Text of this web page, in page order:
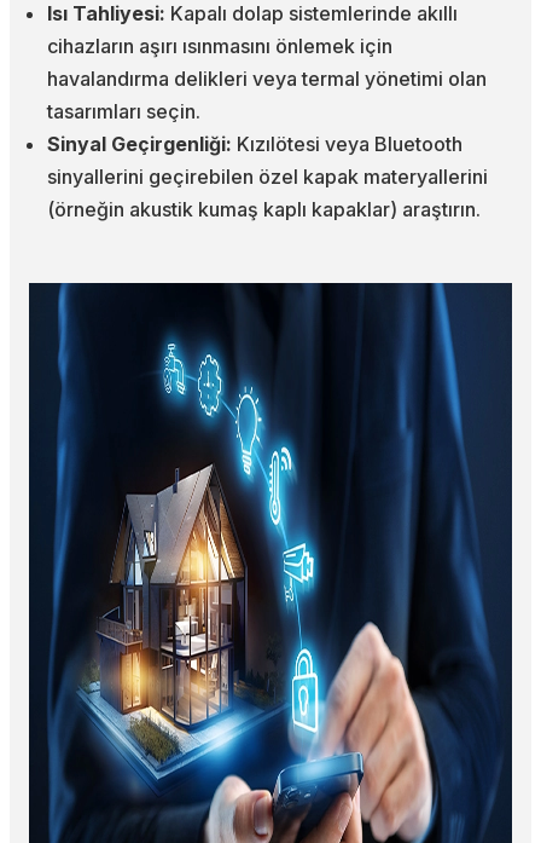
Isı Tahliyesi: Kapalı dolap sistemlerinde akıllı
cihazların aşırı ısınmasını önlemek için
havalandırma delikleri veya termal yönetimi olan
tasarımları seçin.
Sinyal Geçirgenliği: Kızılötesi veya Bluetooth
sinyallerini geçirebilen özel kapak materyallerini
(örneğin akustik kumaş kaplı kapaklar) araştırın.